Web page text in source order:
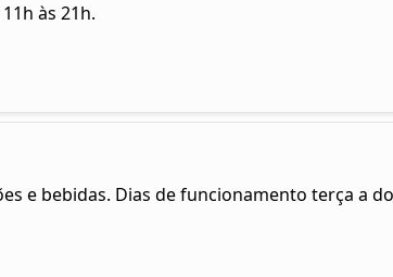
às 21h.
e bebidas. Dias de funcionamento terça a